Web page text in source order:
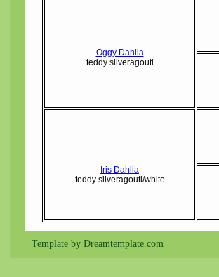
Oggy Dahlia
teddy silveragouti
Iris Dahlia
teddy silveragouti/white
Template by Dreamtemplate.com